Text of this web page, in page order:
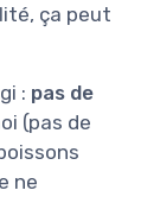
ça peut
: pas de
(pas de
ne